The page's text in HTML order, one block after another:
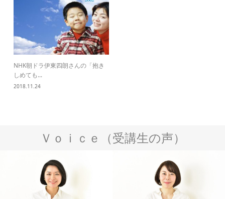
NHK朝ドラ伊東四朗さんの「抱き
しめても...
2018.11.24
Ｖｏｉｃｅ（受講生の声）